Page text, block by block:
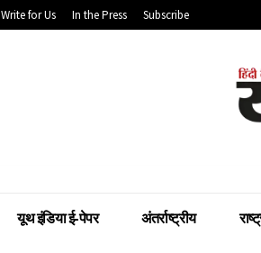
Write for Us In the Press Subscribe
यूथ इंडिया ई-पेपर अंतर्राष्ट्रीय